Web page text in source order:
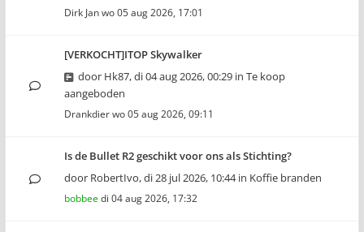
Dirk Janwo 05 aug 2026, 17:01
[VERKOCHT]ITOP Skywalker
door Hk87,di 04 aug 2026, 00:29 in Te koop
aangeboden
Drankdierwo 05 aug 2026, 09:11
Is de Bullet R2 geschikt voor ons als Stichting?
door RobertIvo,di 28 jul 2026, 10:44in Koffie branden
bobbeedi 04 aug 2026, 17:32